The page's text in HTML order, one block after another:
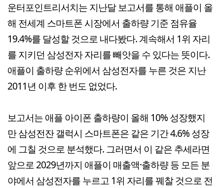
운터포인트리서치는 지난달 보고서를 통해 애플이 올
해 전세계 스마트폰 시장에서 출하량 기준 점유율
19.4%를 달성할 것으로 내다봤다. 계속해서 1위 자리
를 지키던 삼성전자 자리를 빼앗을 수 있다는 뜻이다.
애플이 출하량 순위에서 삼성전자를 누른 것은 지난
2011년 이후 한 번도 없었다.
보고서는 애플 아이폰 출하량이 올해 10% 성장했지
만 삼성전잔 갤럭시 스마트폰은 같은 기간 4.6% 성장
에 그칠 것으로 분석했다. 그러면서 이 같은 추세라면
앞으로 2029년까지 애플이 매출액·출하량 등 모든 분
야에서 삼성전자를 누르고 1위 자리를 꿰찰 것으로 전